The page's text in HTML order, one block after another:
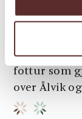
fottur som
over Ålvik